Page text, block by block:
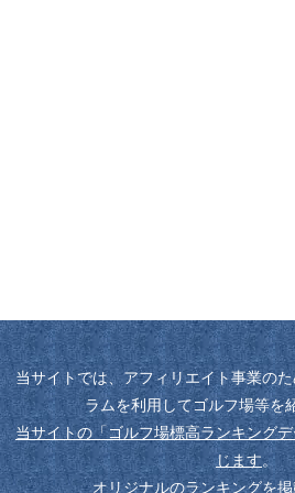
当サイトでは、アフィリエイト事業の
ラムを利用してゴルフ場等を
当サイトの「ゴルフ場標高ランキング
じます。
オリジナルのランキングを